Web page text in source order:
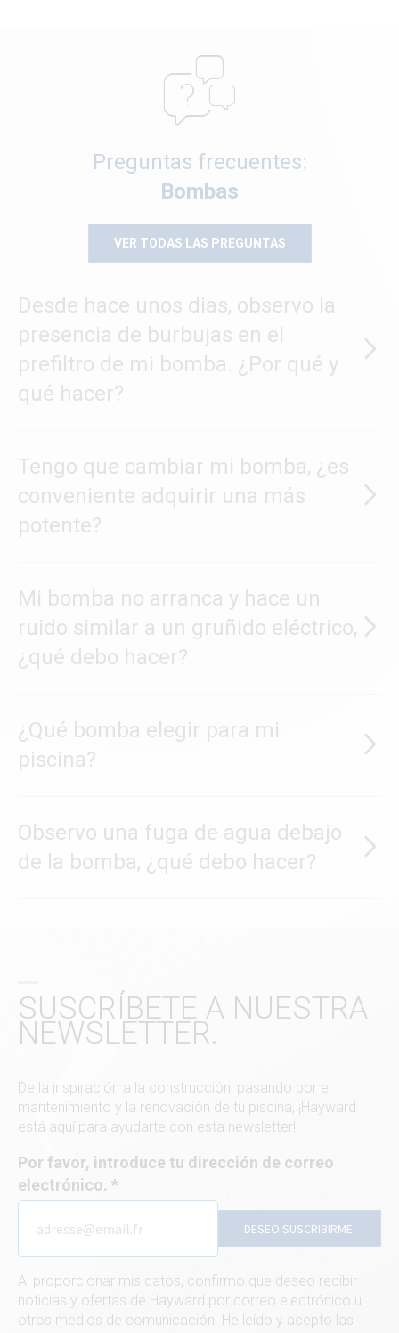
Preguntas frecuentes:
Bombas
VER TODAS LAS PREGUNTAS
Desde hace unos dias, observo la
presencia de burbujas en el
prefiltro de mi bomba. ¿Por qué y
qué hacer?
Tengo que cambiar mi bomba, ¿es
conveniente adquirir una más
potente?
Mi bomba no arranca y hace un
ruido similar a un gruñido eléctrico,
¿qué debo hacer?
¿Qué bomba elegir para mi
piscina?
Observo una fuga de agua debajo
de la bomba, ¿qué debo hacer?
SUSCRÍBETE A NUESTRA
NEWSLETTER.
De la inspiración a la construcción; pasando por el
mantenimiento y la renovación de tu piscina, ¡Hayward
está aquí para ayudarte con esta newsletter!
Por favor, introduce tu dirección de correo
electrónico.
DESEO SUSCRIBIRME.
Al proporcionar mis datos, confirmo que deseo recibir
noticias y ofertas de Hayward por correo electrónico u
otros medios de comunicación. He leído y acepto las